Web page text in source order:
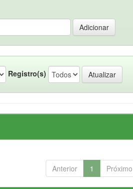
Registro(s)
Anterior 1 Próximo